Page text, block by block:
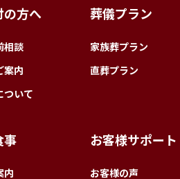
の方へ
相談
案内
ついて
葬儀プラン
家族葬プラン
直葬プラン
事
内
お客様サポート
お客様の声